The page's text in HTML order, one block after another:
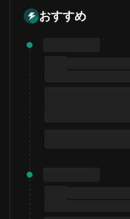
おすすめ